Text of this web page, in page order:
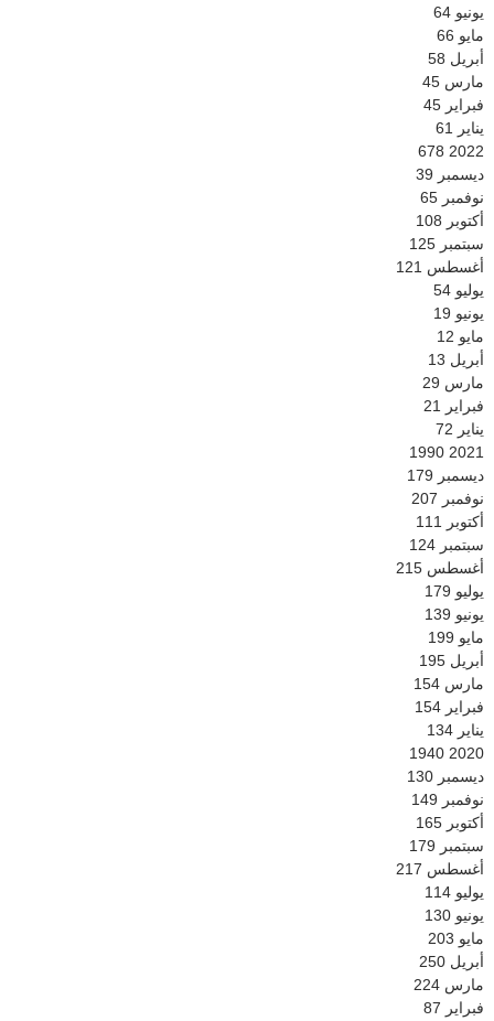
يونيو 64
مايو 66
أبريل 58
مارس 45
فبراير 45
يناير 61
2022
678
ديسمبر 39
نوفمبر 65
أكتوبر 108
سبتمبر 125
أغسطس 121
يوليو 54
يونيو 19
مايو 12
أبريل 13
مارس 29
فبراير 21
يناير 72
2021
1990
ديسمبر 179
نوفمبر 207
أكتوبر 111
سبتمبر 124
أغسطس 215
يوليو 179
يونيو 139
مايو 199
أبريل 195
مارس 154
فبراير 154
يناير 134
2020
1940
ديسمبر 130
نوفمبر 149
أكتوبر 165
سبتمبر 179
أغسطس 217
يوليو 114
يونيو 130
مايو 203
أبريل 250
مارس 224
فبراير 87